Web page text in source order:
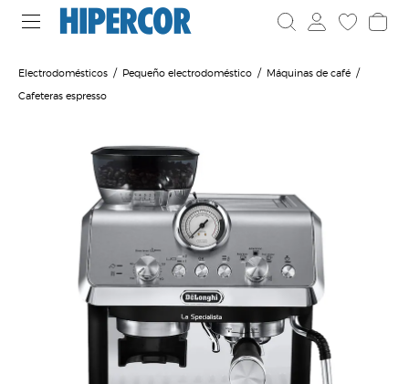
Electrodomésticos Pequeño electrodoméstico
Máquinas de café
Cafeteras espresso